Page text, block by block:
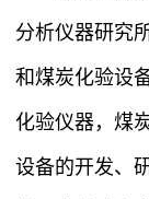
分析仪器研究
和煤炭化验设
化验仪器，煤
设备的开发、